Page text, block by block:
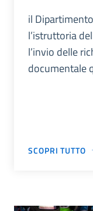
il
l’istruttoria
l’invio delle
documentale
SCOPRI TUTTO